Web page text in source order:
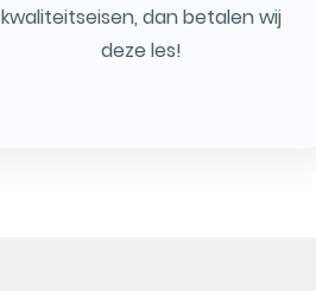
kwaliteitseisen, dan betalen wij
deze les!